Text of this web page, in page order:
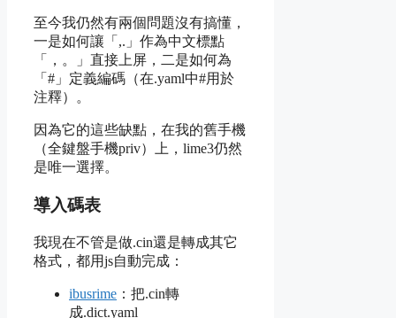
至今我仍然有兩個問題沒有搞懂，
一是如何讓「,.」作為中文標點
「，。」直接上屏，二是如何為
「#」定義編碼（在.yaml中#用於
注釋）。
因為它的這些缺點，在我的舊手機
（全鍵盤手機priv）上，lime3仍然
是唯一選擇。
導入碼表
我現在不管是做.cin還是轉成其它
格式，都用js自動完成：
ibusrime ：把.cin轉
成.dict.yaml